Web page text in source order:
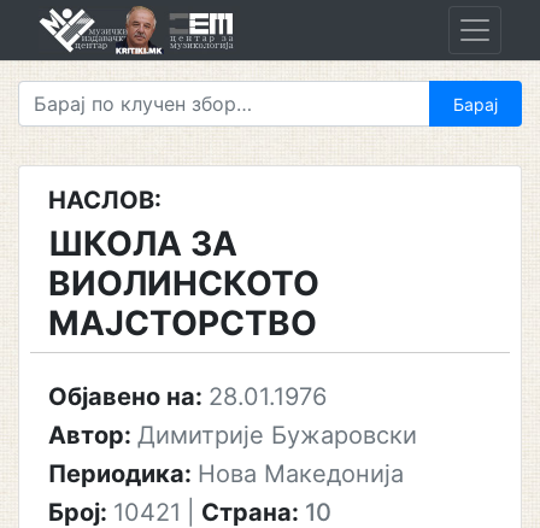
НАСЛОВ:
ШКОЛА ЗА
ВИОЛИНСКОТО
МАЈСТОРСТВО
Објавено на: 28.01.1976
Автор: Димитрије Бужаровски
Периодика: Нова Македонија
Број: 10421 Страна: 10